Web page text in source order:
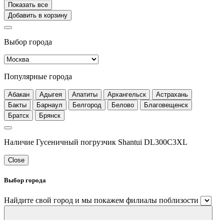
Показать все
Добавить в корзину
Выбор города
Популярные города
Абакан Адыгея Апатиты Архангельск
Астрахань
Бакты
Барнаул Белгород Белово
Благовещенск
Братск
Брянск
Наличие Гусеничный погрузчик Shantui DL300C3XL
Close
Выбор города
Найдите свой город и мы покажем филиалы поблизости